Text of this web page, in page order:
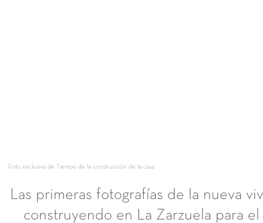
Foto exclusiva de Tiempo de la construcción de la casa
Las primeras fotografías de la nueva
construyendo en La Zarzuela para